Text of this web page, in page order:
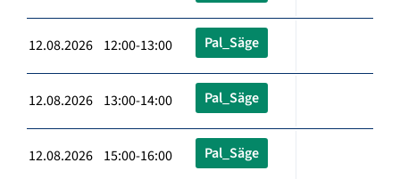
12.08.2026 12:00-13:00 Pal_Säge
12.08.2026 13:00-14:00 Pal_Säge
12.08.2026 15:00-16:00 Pal_Säge